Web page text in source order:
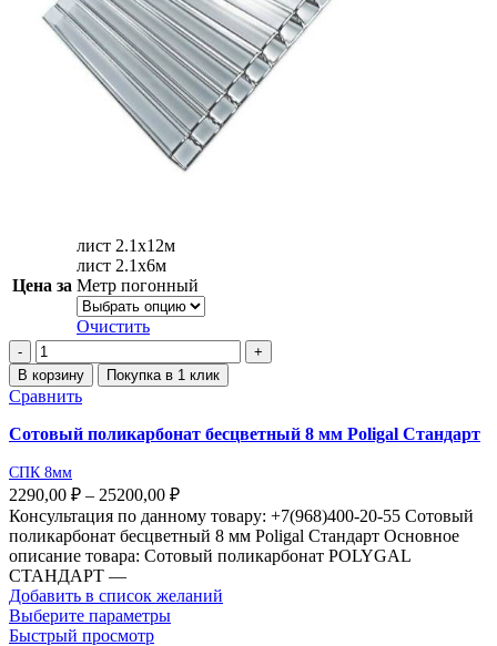
Цена за
лист 2.1х12м
лист 2.1х6м
Метр погонный
Очистить
В корзину Покупка в 1 клик
Сравнить
Сотовый поликарбонат бесцветный 8 мм Poligal Стандарт
СПК 8мм
2290,00 ₽ – 25200,00 ₽
Консультация по данному товару: +7(968)400-20-55 Сотовый
поликарбонат бесцветный 8 мм Poligal Стандарт Основное
описание товара: Сотовый поликарбонат POLYGAL
СТАНДАРТ —
Добавить в список желаний
Выберите параметры
Быстрый просмотр